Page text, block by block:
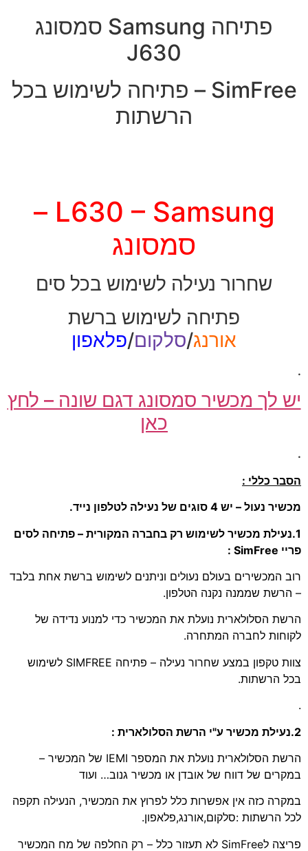
פתיחה Samsung סמסונג
J630
SimFree – פתיחה לשימוש בכל
הרשתות
L630 – Samsung –
סמסונג
שחרור נעילה לשימוש בכל סים
פתיחה לשימוש ברשת
אורנג/סלקום/פלאפון
.
יש לך מכשיר סמסונג דגם שונה – לחץ
כאן
.
הסבר כללי :
מכשיר נעול – יש 4 סוגים של נעילה לטלפון נייד.
1.נעילת מכשיר לשימוש רק בחברה המקורית – פתיחה לסים
פריי SimFree :
רוב המכשירים בעולם נעולים וניתנים לשימוש ברשת אחת בלבד
– הרשת שממנה נקנה הטלפון.
הרשת הסלולארית נועלת את המכשיר כדי למנוע נדידה של
לקוחות לחברה המתחרה.
צוות טקפון במצע שחרור נעילה – פתיחה SIMFREE לשימוש
בכל הרשתות.
.
2.נעילת מכשיר ע"י הרשת הסלולארית :
הרשת הסלולארית נועלת את המספר IEMI של המכשיר –
במקרים של דווח של אובדן או מכשיר גנוב… ועוד
במקרה כזה אין אפשרות כלל לפרוץ את המכשיר, הנעילה תקפה
לכל הרשתות :סלקום,אורנג,פלאפון.
פריצה לSimFree לא תעזור כלל – רק החלפה של מח המכשיר